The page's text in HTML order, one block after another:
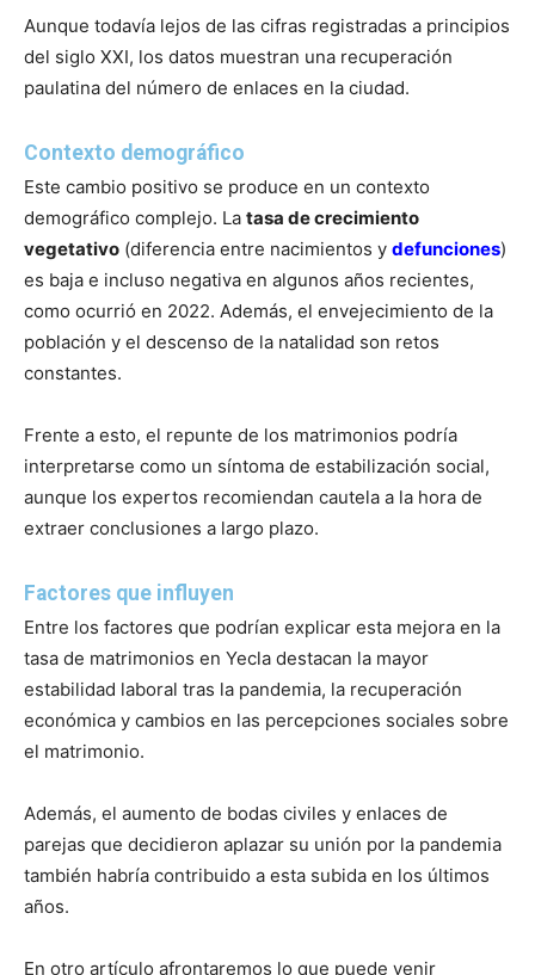
Aunque todavía lejos de las cifras registradas a principios
del siglo XXI, los datos muestran una recuperación
paulatina del número de enlaces en la ciudad.
Contexto demográfico
Este cambio positivo se produce en un contexto
demográfico complejo. La tasa de crecimiento
vegetativo (diferencia entre nacimientos y defunciones)
es baja e incluso negativa en algunos años recientes,
como ocurrió en 2022. Además, el envejecimiento de la
población y el descenso de la natalidad son retos
constantes.
Frente a esto, el repunte de los matrimonios podría
interpretarse como un síntoma de estabilización social,
aunque los expertos recomiendan cautela a la hora de
extraer conclusiones a largo plazo.
Factores que influyen
Entre los factores que podrían explicar esta mejora en la
tasa de matrimonios en Yecla destacan la mayor
estabilidad laboral tras la pandemia, la recuperación
económica y cambios en las percepciones sociales sobre
el matrimonio.
Además, el aumento de bodas civiles y enlaces de
parejas que decidieron aplazar su unión por la pandemia
también habría contribuido a esta subida en los últimos
años.
En otro artículo afrontaremos lo que puede venir